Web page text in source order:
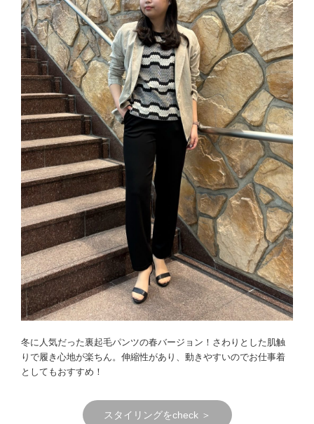
冬に人気だった裏起毛パンツの春バージョン！さわりとした肌触
りで履き心地が楽ちん。伸縮性があり、動きやすいのでお仕事着
としてもおすすめ！
スタイリングをcheck ＞